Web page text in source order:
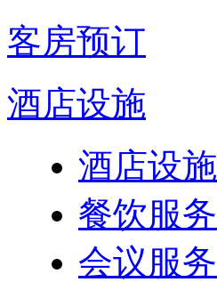
客房预订
酒店设施
酒店设施
餐饮服务
会议服务